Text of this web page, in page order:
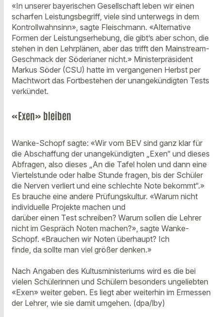
«In unserer bayerischen Gesellschaft leben wir einen
scharfen Leistungsbegriff, viele sind unterwegs in dem
Kontrollwahnsinn», sagte Fleischmann. «Alternative
Formen der Leistungserhebung, die gibt’s aber schon, die
stehen in den Lehrplänen, aber das trifft den Mainstream-
Geschmack der Söderianer nicht.» Ministerpräsident
Markus Söder (CSU) hatte im vergangenen Herbst per
Machtwort das Fortbestehen der unangekündigten Tests
verkündet.
«Exen» bleiben
Wanke-Schopf sagte: «Wir vom BEV sind ganz klar für
die Abschaffung der unangekündigten „Exen“ und dieses
Abfragen, also dieses „An die Tafel holen und dann eine
Viertelstunde oder halbe Stunde fragen, bis der Schüler
die Nerven verliert und eine schlechte Note bekommt“.»
Es brauche eine andere Prüfungskultur. «Warum nicht
individuelle Projekte machen und
darüber einen Test schreiben? Warum sollen die Lehrer
nicht im Gespräch Noten machen?», sagte Wanke-
Schopf. «Brauchen wir Noten überhaupt? Ich
finde, da sollte man viel größer denken.»
Nach Angaben des Kultusministeriums wird es die bei
vielen Schülerinnen und Schülern besonders ungeliebten
«Exen» weiter geben. Es liegt aber weiterhin im Ermessen
der Lehrer, wie sie damit umgehen. (dpa/lby)